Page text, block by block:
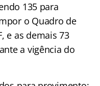
135 para
o Quadro de
e as demais 73
a vigência do